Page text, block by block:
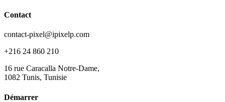
Contact
contact-pixel@ipixelp.com
+216 24 860 210
16 rue Caracalla Notre-Dame,
1082 Tunis, Tunisie
Démarrer